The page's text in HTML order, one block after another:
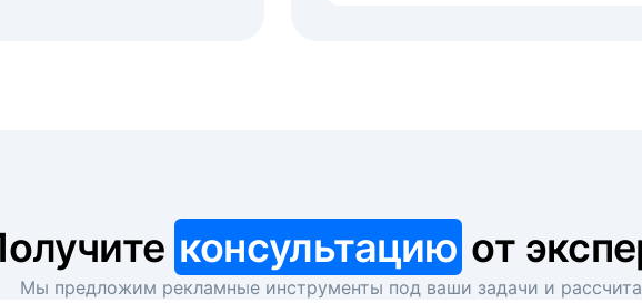
консультацию от
Мы предложим рекламные инструменты под ваши задачи и